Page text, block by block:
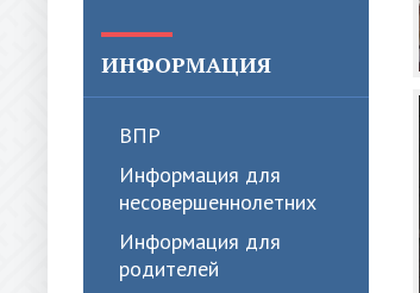
ИНФОРМАЦИЯ
ВПР
Информация для
несовершеннолетних
Информация для
родителей